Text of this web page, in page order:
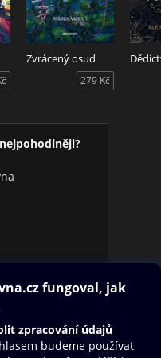
Zvrácený osud
279 Kč